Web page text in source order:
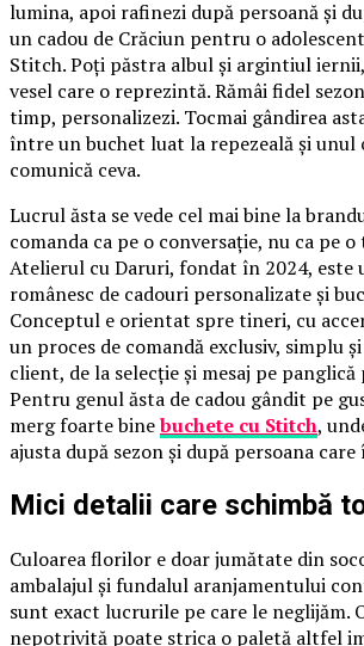
lumina, apoi rafinezi după persoană și
un cadou de Crăciun pentru o
Stitch. Poți păstra albul și argintiul
vesel care o reprezintă. Rămâi fidel
timp, personalizezi. Tocmai gândirea
între un buchet luat la repezeală și unul
comunică ceva.
Lucrul ăsta se vede cel mai bine la
comanda ca pe o conversație, nu ca pe
Atelierul cu Daruri, fondat în 2024, este
românesc de cadouri personalizate și
Conceptul e orientat spre tineri, cu
un proces de comandă exclusiv, simplu
client, de la selecție și mesaj pe
Pentru genul ăsta de cadou gândit pe
merg foarte binebuchete cu Stitch,
ajusta după sezon și după persoana
Mici detalii care schimbă
Culoarea florilor e doar jumătate din
ambalajul și fundalul aranjamentului
sunt exact lucrurile pe care le neglijăm.
nepotrivită poate strica o paletă altfel